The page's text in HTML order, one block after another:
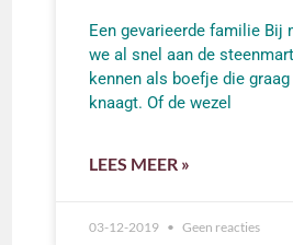
Een gevarieerde familie Bij
we al snel aan de
kennen als boefje die
knaagt. Of de wezel
LEES MEER »
03-12-2019 Geen reacties